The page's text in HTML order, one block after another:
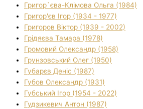
Григор`єва-Клімова Ольга (1984)
Григор'єв Ігор (1934 - 1977)
Григоров Віктор (1939 - 2002)
Грідяєва Тамара (1978)
Громовий Олександр (1958)
Грунзовський Олег (1950)
Губарєв Деніс (1987)
Губов Олександр (1931)
Губський Ігор (1954 - 2022)
Гудзикевич Антон (1987)